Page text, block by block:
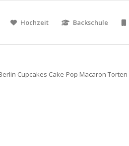
Hochzeit Backschule